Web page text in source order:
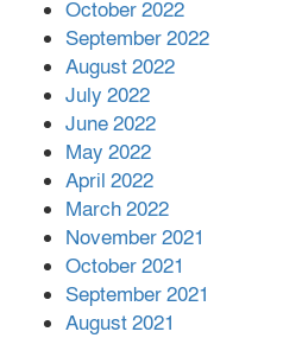
October 2022
September 2022
August 2022
July 2022
June 2022
May 2022
April 2022
March 2022
November 2021
October 2021
September 2021
August 2021